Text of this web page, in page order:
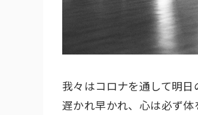
我々はコロナを通して明日
遅かれ早かれ、心は必ず体